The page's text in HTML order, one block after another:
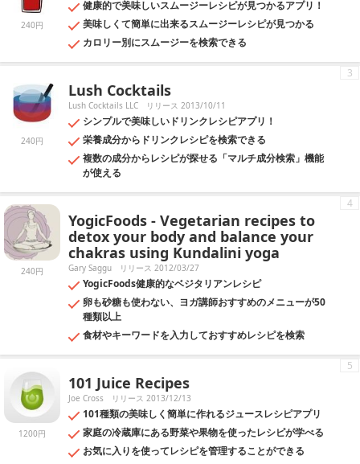
240円
健康的で美味しいスムージーレシピが見つかるアプリ！
美味しくて簡単に出来るスムージーレシピが見つかる
カロリー別にスムージーを検索できる
240円
Lush Cocktails
Lush Cocktails LLC リリース 2013/10/11
シンプルで美味しいドリンクレシピアプリ！
栄養成分からドリンクレシピを検索できる
複数の成分からレシピが探せる「マルチ成分検索」機能
が使える
3
240円
YogicFoods - Vegetarian recipes to
detox your body and balance your
chakras using Kundalini yoga
Gary Saggu リリース 2012/03/27
YogicFoods健康的なベジタリアンレシピ
卵も砂糖も使わない、ヨガ講師おすすめのメニューが50
種類以上
食材やキーワードを入力しておすすめレシピを検索
4
1200円
101 Juice Recipes
Joe Cross リリース 2013/12/13
101種類の美味しく簡単に作れるジュースレシピアプリ
家庭の冷蔵庫にある野菜や果物を使ったレシピが学べる
お気に入りを使ってレシピを管理することができる
5